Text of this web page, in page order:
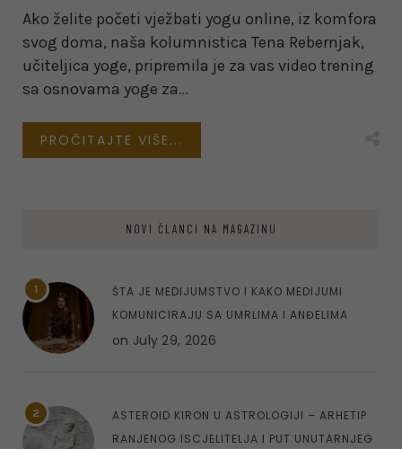
Ako želite početi vježbati yogu online, iz komfora
svog doma, naša kolumnistica Tena Rebernjak,
učiteljica yoge, pripremila je za vas video trening
sa osnovama yoge za…
PROČITAJTE VIŠE...
NOVI ČLANCI NA MAGAZINU
1
ŠTA JE MEDIJUMSTVO I KAKO MEDIJUMI
KOMUNICIRAJU SA UMRLIMA I ANĐELIMA
on July 29, 2026
2
ASTEROID KIRON U ASTROLOGIJI – ARHETIP
RANJENOG ISCJELITELJA I PUT UNUTARNJEG